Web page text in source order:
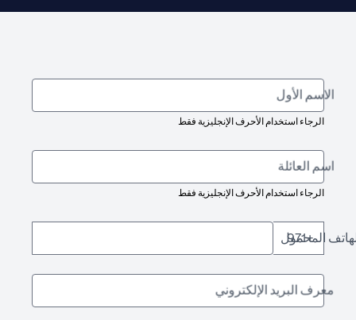
الرجاء استخدام الأحرف الإنجليزية فقط
الاسم الأول
الرجاء استخدام الأحرف الإنجليزية فقط
اسم العائلة
+971
المحمول
معرف البريد الإلكتروني